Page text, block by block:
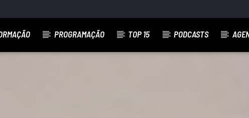
PROGRAMAÇÃO TOP 15 PODCASTS